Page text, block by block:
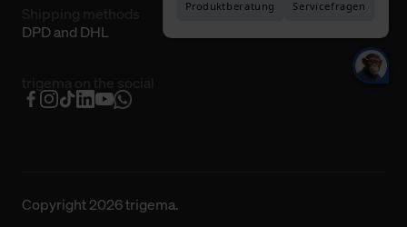
DPD and DHL
Copyright 2026 trigema.